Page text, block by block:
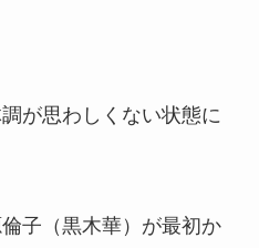
が思わしくない状態に
子（黒木華）が最初か